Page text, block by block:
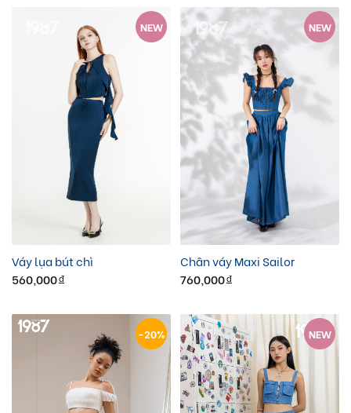
NEW
Váy lụa bút chì
560,000đ
NEW
Chân váy Maxi Sailor
760,000đ
-20% NEW